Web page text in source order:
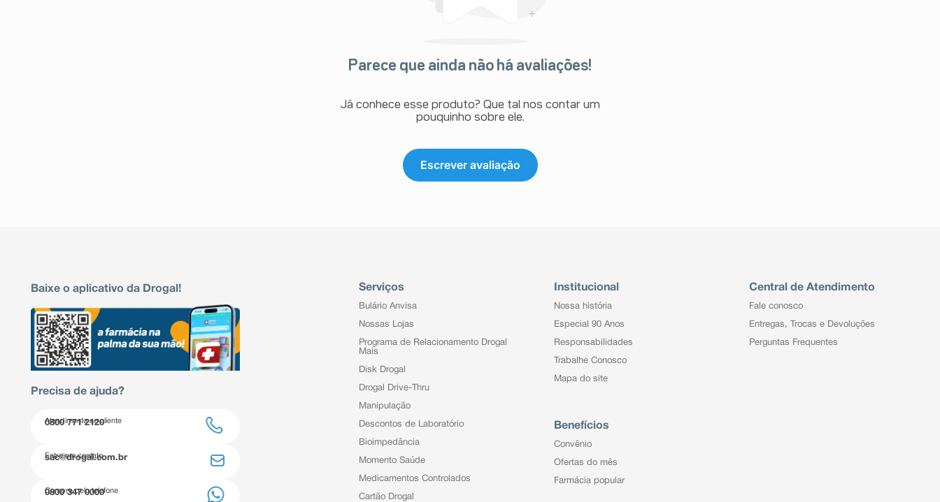
Parece que ainda não há avaliações!
Já conhece esse produto? Que tal nos contar um
pouquinho sobre ele.
Escrever avaliação
Baixe o aplicativo da Drogal!
Precisa de ajuda?
Atendimento ao cliente
0800 771 2120
Entre em contato
sac@drogal.com.br
Compre pelo telefone
0800 347 0000
Serviços
Bulário Anvisa
Nossas Lojas
Programa de Relacionamento Drogal
Mais
Disk Drogal
Drogal Drive-Thru
Manipulação
Descontos de Laboratório
Bioimpedância
Momento Saúde
Medicamentos Controlados
Cartão Drogal
Institucional
Nossa história
Especial 90 Anos
Responsabilidades
Trabalhe Conosco
Mapa do site
Benefícios
Convênio
Ofertas do mês
Farmácia popular
Central de Atendimento
Fale conosco
Entregas, Trocas e Devoluções
Perguntas Frequentes